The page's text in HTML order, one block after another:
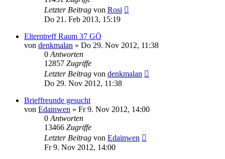
Letzter Beitrag von Rosi
Do 21. Feb 2013, 15:19
Elterntreff Raum 37 GÖ
von denkmalan » Do 29. Nov 2012, 11:38
0 Antworten
12857 Zugriffe
Letzter Beitrag von denkmalan
Do 29. Nov 2012, 11:38
Brieffreunde gesucht
von Edainwen » Fr 9. Nov 2012, 14:00
0 Antworten
13466 Zugriffe
Letzter Beitrag von Edainwen
Fr 9. Nov 2012, 14:00